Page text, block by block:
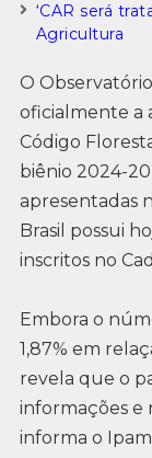
‘CAR será
Agricultura
O
oficialmente a
Código
biênio 2024-
apresentadas
Brasil possui
inscritos no
Embora o
1,87% em
revela que o
informações e
informa o